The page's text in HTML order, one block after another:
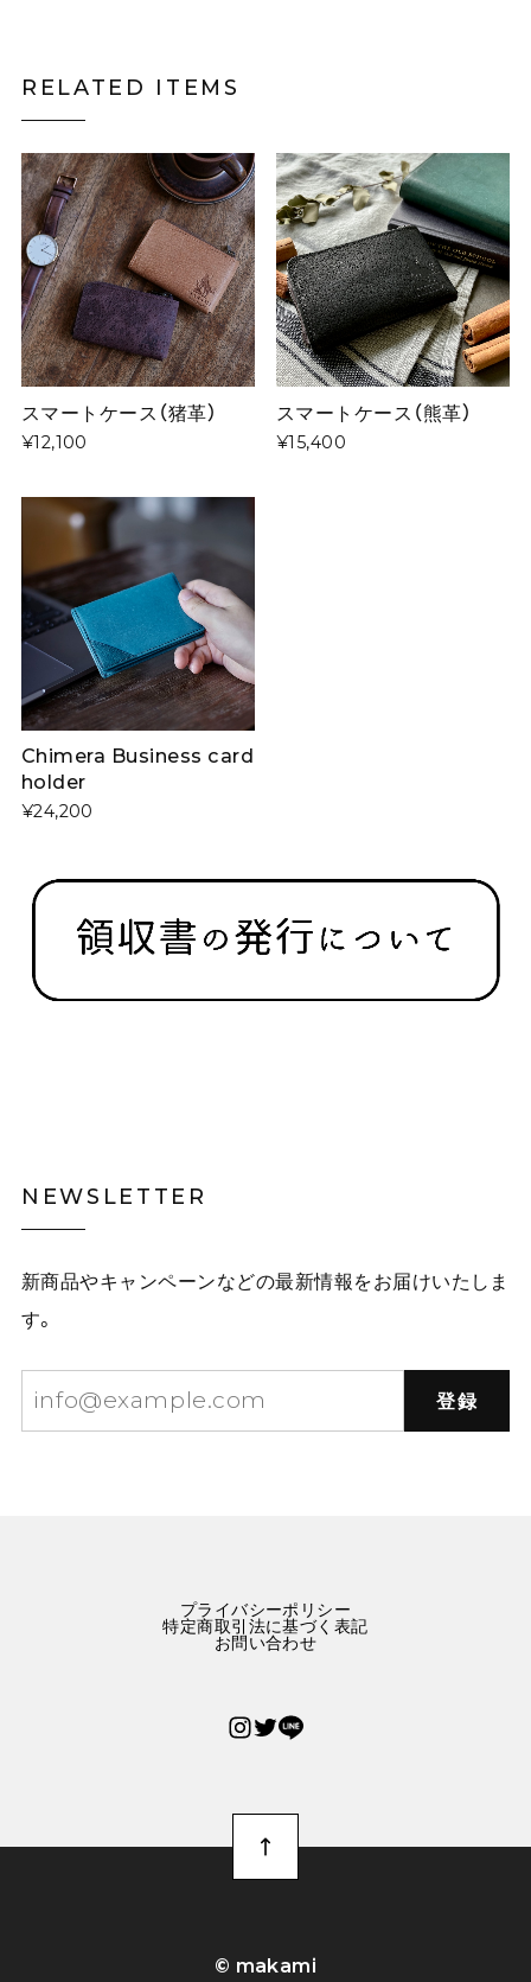
RELATED ITEMS
スマートケース（猪革）
¥12,100
スマートケース（熊革）
¥15,400
Chimera Business card
holder
¥24,200
NEWSLETTER
新商品やキャンペーンなどの最新情報をお届けいたしま
す。
登録
プライバシーポリシー
特定商取引法に基づく表記
お問い合わせ
©︎ makami